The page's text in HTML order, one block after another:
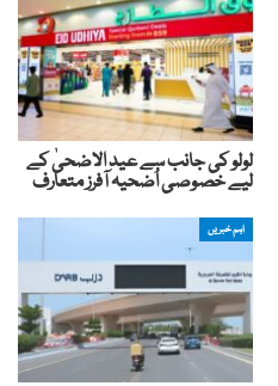
لولو کی جانب سے عید الاضحیٰ کے
لیے خصوصی اُضحیہ آفرز متعارف
اہم خبریں